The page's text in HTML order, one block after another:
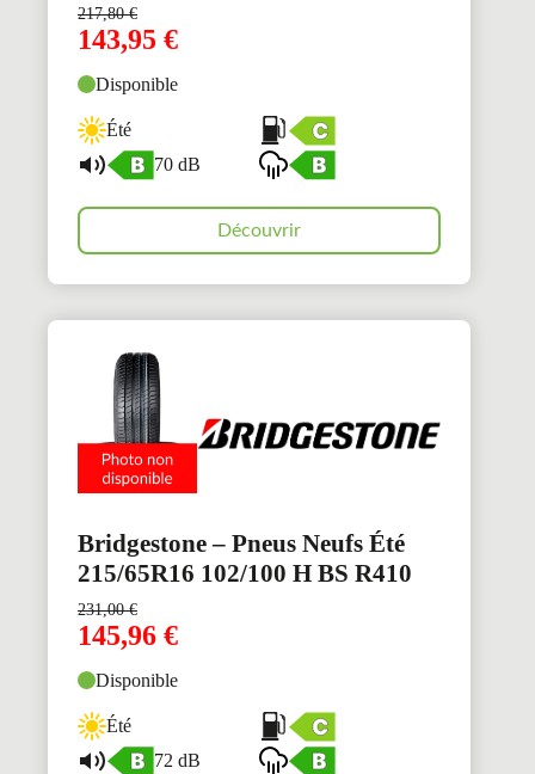
217,80€
143,95 €
Disponible
Été
70 dB
Découvrir
Bridgestone – Pneus Neufs Été
215/65R16 102/100 H BS R410
231,00€
145,96 €
Disponible
Été
72 dB